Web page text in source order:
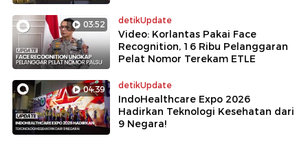
03:52 detikUpdate
Video: Korlantas Pakai Face
Recognition, 16 Ribu Pelanggaran
Pelat Nomor Terekam ETLE
04:39 detikUpdate
IndoHealthcare Expo 2026
Hadirkan Teknologi Kesehatan dari
9 Negara!